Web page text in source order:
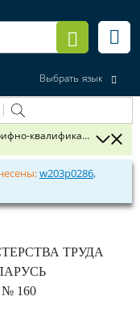
Выбрать язык
квалификационного
w203p0286,
ТРУДА
№ 160